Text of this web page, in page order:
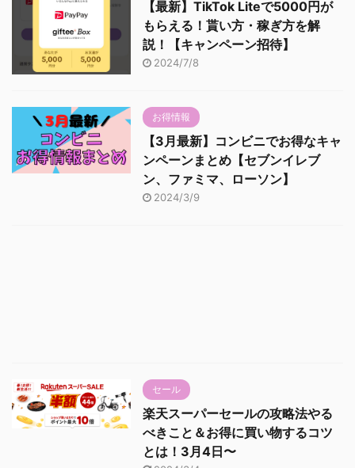
【最新】TikTok Liteで5000円が
もらえる！貰い方・稼ぎ方を解
説！【キャンペーン招待】
2024/7/8
お得情報
【3月最新】コンビニでお得なキャ
ンペーンまとめ【セブンイレブ
ン、ファミマ、ローソン】
2024/3/9
セール
楽天スーパーセールの攻略法やる
べきこと＆お得に買い物するコツ
とは！3月4日〜